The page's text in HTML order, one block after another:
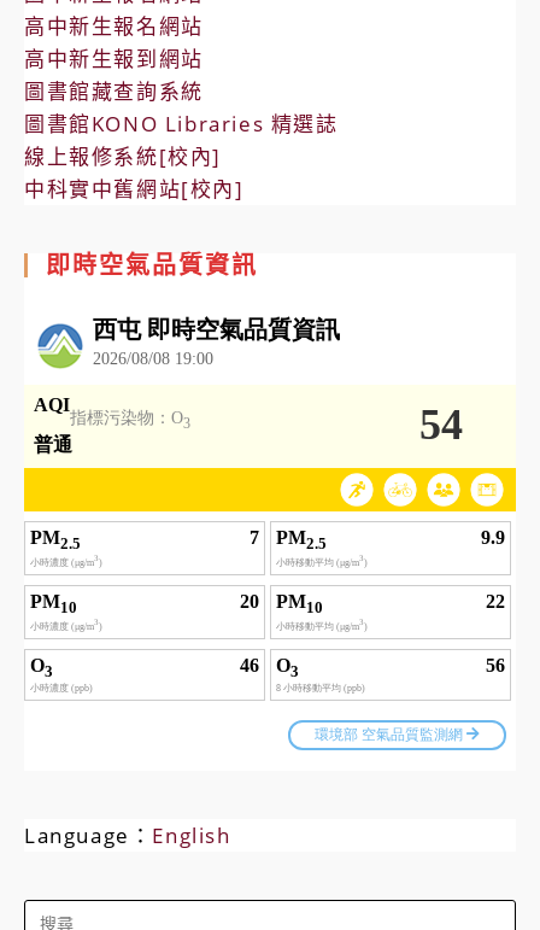
高中新生報名網站
高中新生報到網站
圖書館藏查詢系統
圖書館KONO Libraries 精選誌
線上報修系統[校內]
中科實中舊網站[校內]
即時空氣品質資訊
Language： English
Search